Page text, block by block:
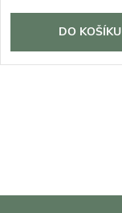
DO KOŠÍKU